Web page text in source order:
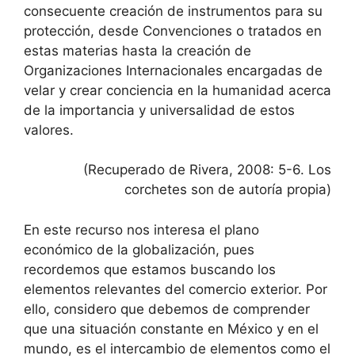
consecuente creación de instrumentos para su
protección, desde Convenciones o tratados en
estas materias hasta la creación de
Organizaciones Internacionales encargadas de
velar y crear conciencia en la humanidad acerca
de la importancia y universalidad de estos
valores.
(Recuperado de Rivera, 2008: 5-6. Los
corchetes son de autoría propia)
En este recurso nos interesa el plano
económico de la globalización, pues
recordemos que estamos buscando los
elementos relevantes del comercio exterior. Por
ello, considero que debemos de comprender
que una situación constante en México y en el
mundo, es el intercambio de elementos como el